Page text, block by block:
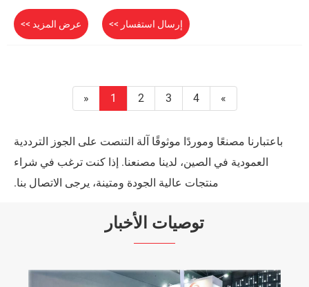
عرض المزيد >> إرسال استفسار >>
« 1 2 3 4 »
باعتبارنا مصنعًا وموردًا موثوقًا آلة التنصت على الجوز الترددية
العمودية في الصين، لدينا مصنعنا. إذا كنت ترغب في شراء
منتجات عالية الجودة ومتينة، يرجى الاتصال بنا.
توصيات الأخبار